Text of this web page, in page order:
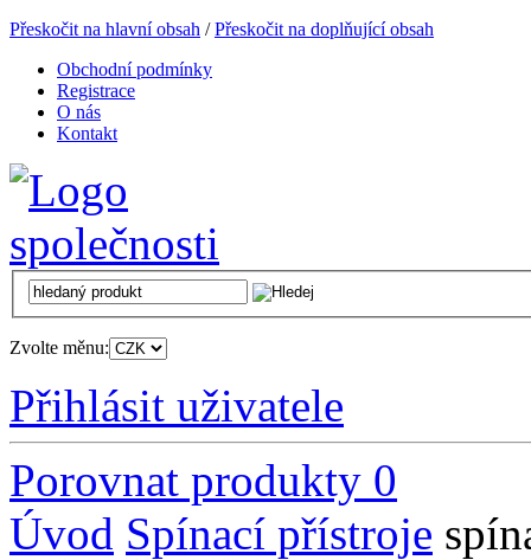
Přeskočit na hlavní obsah /Přeskočit na doplňující obsah
Obchodní podmínky
Registrace
O nás
Kontakt
Zvolte měnu:
Přihlásit uživatele
Porovnat produkty 0
Úvod Spínací přístroje